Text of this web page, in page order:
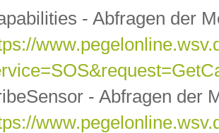
- Abfragen der
- Abfragen der